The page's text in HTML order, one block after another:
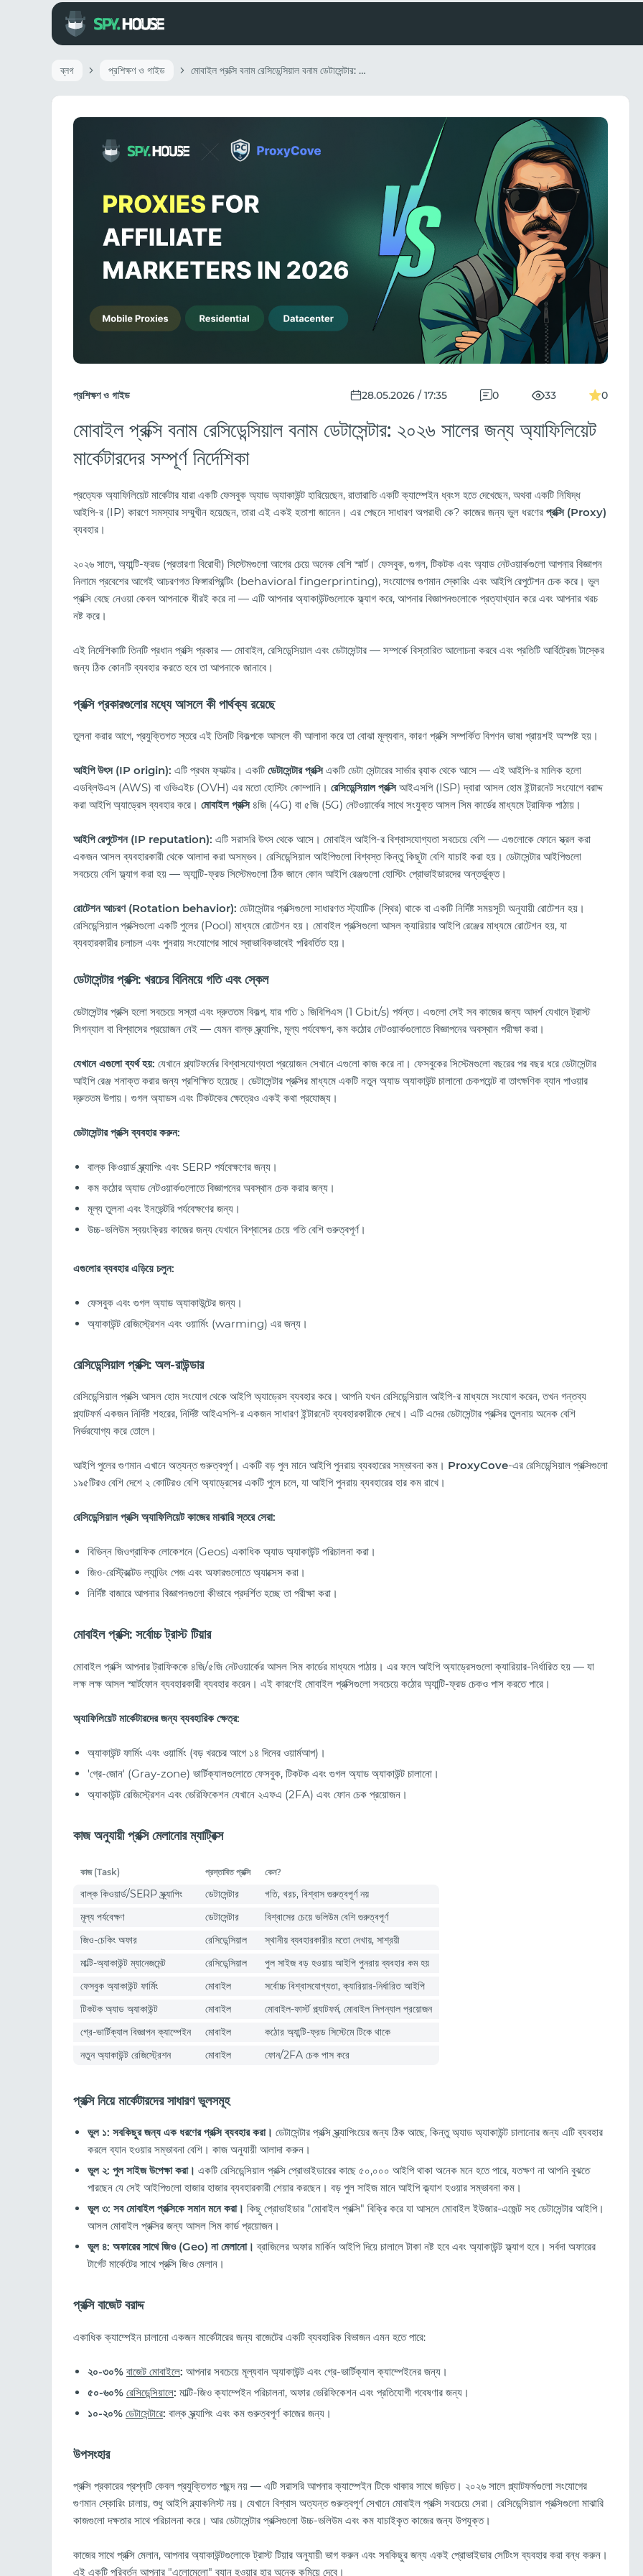
ব্লগ প্রশিক্ষণ ও গাইড মোবাইল প্রক্সি বনাম রেসিডেন্সিয়াল বনাম ডেটাসেন্টার: ২০২৬ সালের জন্য অ্যাফিলিয়েট মার্কেটারদের সম্পূর্ণ নির্দেশিকা
প্রশিক্ষণ ও গাইড 28.05.2026 / 17:35 0 33 0
মোবাইল প্রক্সি বনাম রেসিডেন্সিয়াল বনাম ডেটাসেন্টার: ২০২৬ সালের জন্য অ্যাফিলিয়েট
মার্কেটারদের সম্পূর্ণ নির্দেশিকা
প্রত্যেক অ্যাফিলিয়েট মার্কেটার যারা একটি ফেসবুক অ্যাড অ্যাকাউন্ট হারিয়েছেন, রাতারাতি একটি ক্যাম্পেইন ধ্বংস হতে দেখেছেন, অথবা একটি নিষিদ্ধ
আইপি-র (IP) কারণে সমস্যার সম্মুখীন হয়েছেন, তারা এই একই হতাশা জানেন। এর পেছনে সাধারণ অপরাধী কে? কাজের জন্য ভুল ধরণের প্রক্সি (Proxy)
ব্যবহার।
২০২৬ সালে, অ্যান্টি-ফ্রড (প্রতারণা বিরোধী) সিস্টেমগুলো আগের চেয়ে অনেক বেশি স্মার্ট। ফেসবুক, গুগল, টিকটক এবং অ্যাড নেটওয়ার্কগুলো আপনার বিজ্ঞাপন
নিলামে প্রবেশের আগেই আচরণগত ফিঙ্গারপ্রিন্টিং (behavioral fingerprinting), সংযোগের গুণমান স্কোরিং এবং আইপি রেপুটেশন চেক করে। ভুল
প্রক্সি বেছে নেওয়া কেবল আপনাকে ধীরই করে না — এটি আপনার অ্যাকাউন্টগুলোকে ফ্ল্যাগ করে, আপনার বিজ্ঞাপনগুলোকে প্রত্যাখ্যান করে এবং আপনার খরচ
নষ্ট করে।
এই নির্দেশিকাটি তিনটি প্রধান প্রক্সি প্রকার — মোবাইল, রেসিডেন্সিয়াল এবং ডেটাসেন্টার — সম্পর্কে বিস্তারিত আলোচনা করবে এবং প্রতিটি আর্বিট্রেজ টাস্কের
জন্য ঠিক কোনটি ব্যবহার করতে হবে তা আপনাকে জানাবে।
প্রক্সি প্রকারগুলোর মধ্যে আসলে কী পার্থক্য রয়েছে
তুলনা করার আগে, প্রযুক্তিগত স্তরে এই তিনটি বিকল্পকে আসলে কী আলাদা করে তা বোঝা মূল্যবান, কারণ প্রক্সি সম্পর্কিত বিপণন ভাষা প্রায়শই অস্পষ্ট হয়।
আইপি উৎস (IP origin): এটি প্রথম ফ্যাক্টর। একটি ডেটাসেন্টার প্রক্সিএকটি ডেটা সেন্টারের সার্ভার র‍্যাক থেকে আসে — এই আইপি-র মালিক হলো
এডব্লিউএস (AWS) বা ওভিএইচ (OVH) এর মতো হোস্টিং কোম্পানি। রেসিডেন্সিয়াল প্রক্সিআইএসপি (ISP) দ্বারা আসল হোম ইন্টারনেট সংযোগে বরাদ্দ
করা আইপি অ্যাড্রেস ব্যবহার করে। মোবাইল প্রক্সি৪জি (4G) বা ৫জি (5G) নেটওয়ার্কের সাথে সংযুক্ত আসল সিম কার্ডের মাধ্যমে ট্রাফিক পাঠায়।
আইপি রেপুটেশন (IP reputation): এটি সরাসরি উৎস থেকে আসে। মোবাইল আইপি-র বিশ্বাসযোগ্যতা সবচেয়ে বেশি — এগুলোকে ফোনে স্ক্রল করা
একজন আসল ব্যবহারকারী থেকে আলাদা করা অসম্ভব। রেসিডেন্সিয়াল আইপিগুলো বিশ্বস্ত কিন্তু কিছুটা বেশি যাচাই করা হয়। ডেটাসেন্টার আইপিগুলো
সবচেয়ে বেশি ফ্ল্যাগ করা হয় — অ্যান্টি-ফ্রড সিস্টেমগুলো ঠিক জানে কোন আইপি রেঞ্জগুলো হোস্টিং প্রোভাইডারদের অন্তর্ভুক্ত।
রোটেশন আচরণ (Rotation behavior): ডেটাসেন্টার প্রক্সিগুলো সাধারণত স্ট্যাটিক (স্থির) থাকে বা একটি নির্দিষ্ট সময়সূচী অনুযায়ী রোটেশন হয়।
রেসিডেন্সিয়াল প্রক্সিগুলো একটি পুলের (Pool) মাধ্যমে রোটেশন হয়। মোবাইল প্রক্সিগুলো আসল ক্যারিয়ার আইপি রেঞ্জের মাধ্যমে রোটেশন হয়, যা
ব্যবহারকারীর চলাচল এবং পুনরায় সংযোগের সাথে স্বাভাবিকভাবেই পরিবর্তিত হয়।
ডেটাসেন্টার প্রক্সি: খরচের বিনিময়ে গতি এবং স্কেল
ডেটাসেন্টার প্রক্সি হলো সবচেয়ে সস্তা এবং দ্রুততম বিকল্প, যার গতি ১ জিবিপিএস (1 Gbit/s) পর্যন্ত। এগুলো সেই সব কাজের জন্য আদর্শ যেখানে ট্রাস্ট
সিগন্যাল বা বিশ্বাসের প্রয়োজন নেই — যেমন বাল্ক স্ক্র্যাপিং, মূল্য পর্যবেক্ষণ, কম কঠোর নেটওয়ার্কগুলোতে বিজ্ঞাপনের অবস্থান পরীক্ষা করা।
যেখানে এগুলো ব্যর্থ হয়: যেখানে প্ল্যাটফর্মের বিশ্বাসযোগ্যতা প্রয়োজন সেখানে এগুলো কাজ করে না। ফেসবুকের সিস্টেমগুলো বছরের পর বছর ধরে ডেটাসেন্টার
আইপি রেঞ্জ শনাক্ত করার জন্য প্রশিক্ষিত হয়েছে। ডেটাসেন্টার প্রক্সির মাধ্যমে একটি নতুন অ্যাড অ্যাকাউন্ট চালানো চেকপয়েন্ট বা তাৎক্ষণিক ব্যান পাওয়ার
দ্রুততম উপায়। গুগল অ্যাডস এবং টিকটকের ক্ষেত্রেও একই কথা প্রযোজ্য।
ডেটাসেন্টার প্রক্সি ব্যবহার করুন:
বাল্ক কিওয়ার্ড স্ক্র্যাপিং এবং SERP পর্যবেক্ষণের জন্য।
কম কঠোর অ্যাড নেটওয়ার্কগুলোতে বিজ্ঞাপনের অবস্থান চেক করার জন্য।
মূল্য তুলনা এবং ইনভেন্টরি পর্যবেক্ষণের জন্য।
উচ্চ-ভলিউম স্বয়ংক্রিয় কাজের জন্য যেখানে বিশ্বাসের চেয়ে গতি বেশি গুরুত্বপূর্ণ।
এগুলোর ব্যবহার এড়িয়ে চলুন:
ফেসবুক এবং গুগল অ্যাড অ্যাকাউন্টের জন্য।
অ্যাকাউন্ট রেজিস্ট্রেশন এবং ওয়ার্মিং (warming) এর জন্য।
রেসিডেন্সিয়াল প্রক্সি: অল-রাউন্ডার
রেসিডেন্সিয়াল প্রক্সি আসল হোম সংযোগ থেকে আইপি অ্যাড্রেস ব্যবহার করে। আপনি যখন রেসিডেন্সিয়াল আইপি-র মাধ্যমে সংযোগ করেন, তখন গন্তব্য
প্ল্যাটফর্ম একজন নির্দিষ্ট শহরের, নির্দিষ্ট আইএসপি-র একজন সাধারণ ইন্টারনেট ব্যবহারকারীকে দেখে। এটি এদের ডেটাসেন্টার প্রক্সির তুলনায় অনেক বেশি
নির্ভরযোগ্য করে তোলে।
আইপি পুলের গুণমান এখানে অত্যন্ত গুরুত্বপূর্ণ। একটি বড় পুল মানে আইপি পুনরায় ব্যবহারের সম্ভাবনা কম। ProxyCove-এর রেসিডেন্সিয়াল প্রক্সিগুলো
১৯৫টিরও বেশি দেশে ২ কোটিরও বেশি অ্যাড্রেসের একটি পুলে চলে, যা আইপি পুনরায় ব্যবহারের হার কম রাখে।
রেসিডেন্সিয়াল প্রক্সি অ্যাফিলিয়েট কাজের মাঝারি স্তরে সেরা:
বিভিন্ন জিওগ্রাফিক লোকেশনে (Geos) একাধিক অ্যাড অ্যাকাউন্ট পরিচালনা করা।
জিও-রেস্ট্রিক্টেড ল্যান্ডিং পেজ এবং অফারগুলোতে অ্যাক্সেস করা।
নির্দিষ্ট বাজারে আপনার বিজ্ঞাপনগুলো কীভাবে প্রদর্শিত হচ্ছে তা পরীক্ষা করা।
মোবাইল প্রক্সি: সর্বোচ্চ ট্রাস্ট টিয়ার
মোবাইল প্রক্সি আপনার ট্রাফিককে ৪জি/৫জি নেটওয়ার্কের আসল সিম কার্ডের মাধ্যমে পাঠায়। এর ফলে আইপি অ্যাড্রেসগুলো ক্যারিয়ার-নির্ধারিত হয় — যা
লক্ষ লক্ষ আসল স্মার্টফোন ব্যবহারকারী ব্যবহার করেন। এই কারণেই মোবাইল প্রক্সিগুলো সবচেয়ে কঠোর অ্যান্টি-ফ্রড চেকও পাস করতে পারে।
অ্যাফিলিয়েট মার্কেটারদের জন্য ব্যবহারিক ক্ষেত্র:
অ্যাকাউন্ট ফার্মিং এবং ওয়ার্মিং (বড় খরচের আগে ১৪ দিনের ওয়ার্মআপ)।
'গ্রে-জোন' (Gray-zone) ভার্টিক্যালগুলোতে ফেসবুক, টিকটক এবং গুগল অ্যাড অ্যাকাউন্ট চালানো।
অ্যাকাউন্ট রেজিস্ট্রেশন এবং ভেরিফিকেশন যেখানে ২এফএ (2FA) এবং ফোন চেক প্রয়োজন।
কাজ অনুযায়ী প্রক্সি মেলানোর ম্যাট্রিক্স
কাজ (Task) প্রস্তাবিত প্রক্সি কেন?
বাল্ক কিওয়ার্ড/SERP স্ক্র্যাপিং ডেটাসেন্টার
গতি, খরচ, বিশ্বাস গুরুত্বপূর্ণ নয়
মূল্য পর্যবেক্ষণ
ডেটাসেন্টার
বিশ্বাসের চেয়ে ভলিউম বেশি গুরুত্বপূর্ণ
জিও-চেকিং অফার
রেসিডেন্সিয়াল
স্থানীয় ব্যবহারকারীর মতো দেখায়, সাশ্রয়ী
মাল্টি-অ্যাকাউন্ট ম্যানেজমেন্ট
রেসিডেন্সিয়াল
পুল সাইজ বড় হওয়ায় আইপি পুনরায় ব্যবহার কম হয়
ফেসবুক অ্যাকাউন্ট ফার্মিং
মোবাইল
সর্বোচ্চ বিশ্বাসযোগ্যতা, ক্যারিয়ার-নির্ধারিত আইপি
টিকটক অ্যাড অ্যাকাউন্ট
মোবাইল
মোবাইল-ফার্স্ট প্ল্যাটফর্ম, মোবাইল সিগন্যাল প্রয়োজন
গ্রে-ভার্টিক্যাল বিজ্ঞাপন ক্যাম্পেইন
মোবাইল
কঠোর অ্যান্টি-ফ্রড সিস্টেমে টিকে থাকে
নতুন অ্যাকাউন্ট রেজিস্ট্রেশন
মোবাইল ফোন/2FA চেক পাস করে
প্রক্সি নিয়ে মার্কেটারদের সাধারণ ভুলসমূহ
ভুল ১: সবকিছুর জন্য এক ধরণের প্রক্সি ব্যবহার করা। ডেটাসেন্টার প্রক্সি স্ক্র্যাপিংয়ের জন্য ঠিক আছে, কিন্তু অ্যাড অ্যাকাউন্ট চালানোর জন্য এটি ব্যবহার
করলে ব্যান হওয়ার সম্ভাবনা বেশি। কাজ অনুযায়ী আলাদা করুন।
ভুল ২: পুল সাইজ উপেক্ষা করা। একটি রেসিডেন্সিয়াল প্রক্সি প্রোভাইডারের কাছে ৫০,০০০ আইপি থাকা অনেক মনে হতে পারে, যতক্ষণ না আপনি বুঝতে
পারছেন যে সেই আইপিগুলো হাজার হাজার ব্যবহারকারী শেয়ার করছেন। বড় পুল সাইজ মানে আইপি ক্ল্যাশ হওয়ার সম্ভাবনা কম।
ভুল ৩: সব মোবাইল প্রক্সিকে সমান মনে করা। কিছু প্রোভাইডার "মোবাইল প্রক্সি" বিক্রি করে যা আসলে মোবাইল ইউজার-এজেন্ট সহ ডেটাসেন্টার আইপি।
আসল মোবাইল প্রক্সির জন্য আসল সিম কার্ড প্রয়োজন।
ভুল ৪: অফারের সাথে জিও (Geo) না মেলানো। ব্রাজিলের অফার মার্কিন আইপি দিয়ে চালালে টাকা নষ্ট হবে এবং অ্যাকাউন্ট ফ্ল্যাগ হবে। সর্বদা অফারের
টার্গেট মার্কেটের সাথে প্রক্সি জিও মেলান।
প্রক্সি বাজেট বরাদ্দ
একাধিক ক্যাম্পেইন চালানো একজন মার্কেটারের জন্য বাজেটের একটি ব্যবহারিক বিভাজন এমন হতে পারে:
২০-৩০% বাজেট মোবাইলে: আপনার সবচেয়ে মূল্যবান অ্যাকাউন্ট এবং গ্রে-ভার্টিক্যাল ক্যাম্পেইনের জন্য।
৫০-৬০% রেসিডেন্সিয়ালে: মাল্টি-জিও ক্যাম্পেইন পরিচালনা, অফার ভেরিফিকেশন এবং প্রতিযোগী গবেষণার জন্য।
১০-২০% ডেটাসেন্টারে: বাল্ক স্ক্র্যাপিং এবং কম গুরুত্বপূর্ণ কাজের জন্য।
উপসংহার
প্রক্সি প্রকারের প্রশ্নটি কেবল প্রযুক্তিগত পছন্দ নয় — এটি সরাসরি আপনার ক্যাম্পেইন টিকে থাকার সাথে জড়িত। ২০২৬ সালে প্ল্যাটফর্মগুলো সংযোগের
গুণমান স্কোরিং চালায়, শুধু আইপি ব্ল্যাকলিস্ট নয়। যেখানে বিশ্বাস অত্যন্ত গুরুত্বপূর্ণ সেখানে মোবাইল প্রক্সি সবচেয়ে সেরা। রেসিডেন্সিয়াল প্রক্সিগুলো মাঝারি
কাজগুলো দক্ষতার সাথে পরিচালনা করে। আর ডেটাসেন্টার প্রক্সিগুলো উচ্চ-ভলিউম এবং কম যাচাইকৃত কাজের জন্য উপযুক্ত।
কাজের সাথে প্রক্সি মেলান, আপনার অ্যাকাউন্টগুলোকে ট্রাস্ট টিয়ার অনুযায়ী ভাগ করুন এবং সবকিছুর জন্য একই প্রোভাইডার সেটিংস ব্যবহার করা বন্ধ করুন।
এই একটি পরিবর্তন আপনার "এলোমেলো" ব্যান হওয়ার হার অনেক কমিয়ে দেবে।
ক্লিকেন পর্যালোচনা (২০২৬): বৈশিষ্ট্য, ট্র্যাফিকের মান এবং
কীভাবে প্রচারণা শুরু করবেন